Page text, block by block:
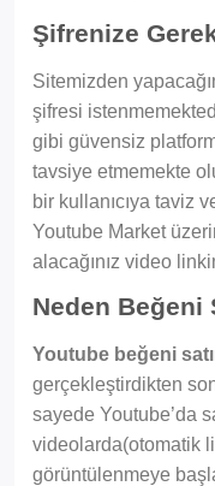
Şifrenize
Sitemizden
şifresi
gibi güvensiz
tavsiye etmemekte
bir kullanıcıya taviz
Youtube Market
alacağınız video
Neden Beğeni
Youtube beğeni
gerçekleştirdikten
sayede Youtube’da
videolarda(otomatik
görüntülenmeye